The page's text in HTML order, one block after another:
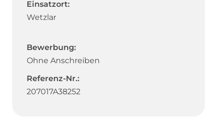
Einsatzort:
Wetzlar
Bewerbung:
Ohne Anschreiben
Referenz-Nr.:
207017A38252